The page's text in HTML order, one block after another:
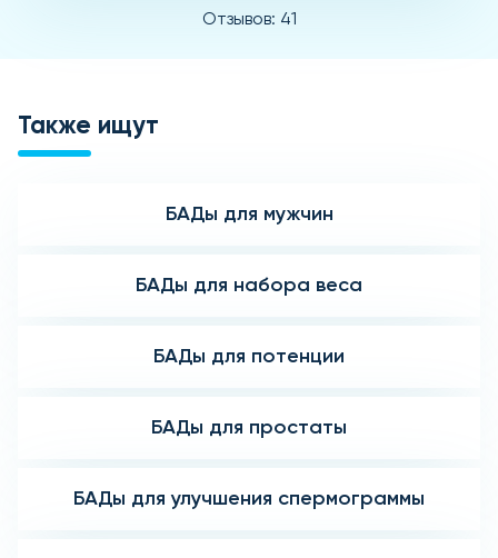
Отзывов: 41
Также ищут
БАДы для мужчин
БАДы для набора веса
БАДы для потенции
БАДы для простаты
БАДы для улучшения спермограммы